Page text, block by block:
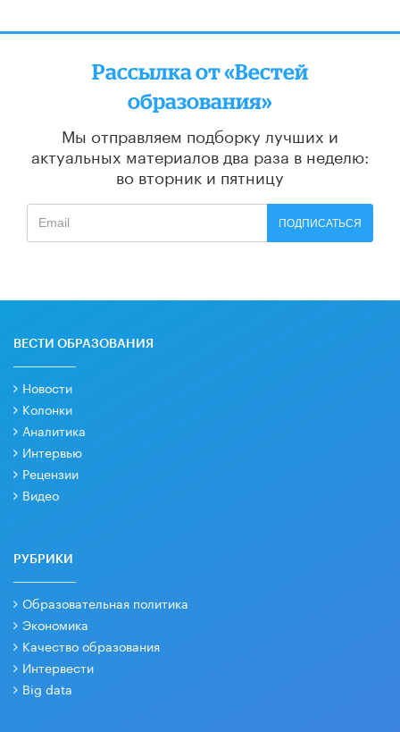
Рассылка от «Вестей
образования»
Мы отправляем подборку лучших и
актуальных материалов два раза в неделю:
во вторник и пятницу
ПОДПИСАТЬСЯ
ВЕСТИ ОБРАЗОВАНИЯ
Новости
Колонки
Аналитика
Интервью
Рецензии
Видео
РУБРИКИ
Образовательная политика
Экономика
Качество образования
Интервести
Big data